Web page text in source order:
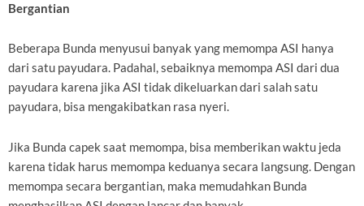
Bergantian
Beberapa Bunda menyusui banyak yang memompa ASI hanya
dari satu payudara. Padahal, sebaiknya memompa ASI dari dua
payudara karena jika ASI tidak dikeluarkan dari salah satu
payudara, bisa mengakibatkan rasa nyeri.
Jika Bunda capek saat memompa, bisa memberikan waktu jeda
karena tidak harus memompa keduanya secara langsung. Dengan
memompa secara bergantian, maka memudahkan Bunda